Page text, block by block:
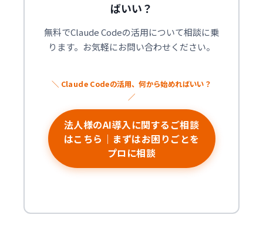
ばいい？
無料でClaude Codeの活用について相談に乗
ります。お気軽にお問い合わせください。
法人様のAI導入に関するご相談
はこちら｜まずはお困りごとを
プロに相談